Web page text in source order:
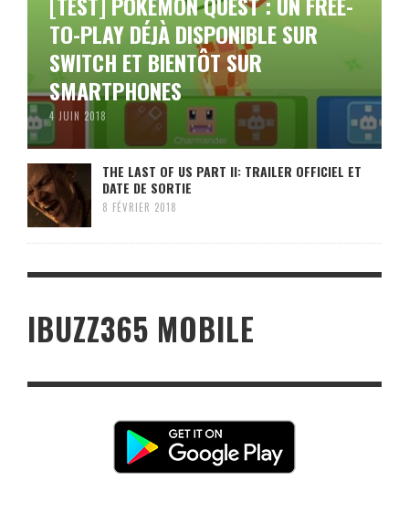
TO-PLAY DÉJÀ DISPONIBLE SUR
SWITCH ET BIENTÔT SUR
SMARTPHONES
4 JUIN 2018
THE LAST OF US PART II: TRAILER OFFICIEL ET
DATE DE SORTIE
8 FÉVRIER 2018
IBUZZ365 MOBILE